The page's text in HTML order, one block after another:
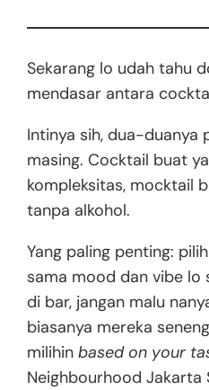
Sekarang lo udah tahu
mendasar antara
Intinya sih, dua-
masing. Cocktail buat
kompleksitas, mocktail
tanpa alkohol.
Yang paling penting:
sama mood dan vibe lo
di bar, jangan malu
biasanya mereka
milihin based on your
Neighbourhood Jakarta